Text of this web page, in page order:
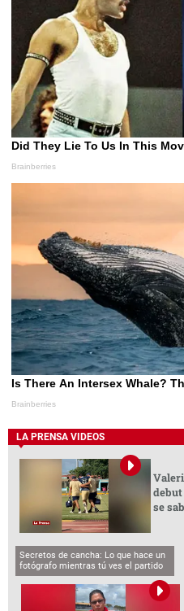
LA PRENSA VIDEOS
se
Secretos de cancha: Lo que hace un
fotógrafo mientras tú ves el partido